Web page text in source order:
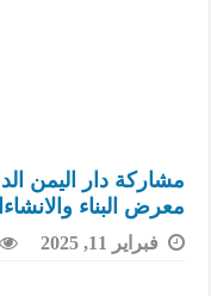
مشاركة دار اليمن
معرض البناء
فبراير 11, 2025